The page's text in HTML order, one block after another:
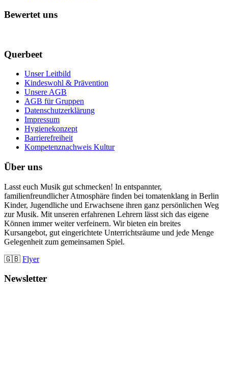
Bewertet uns
Querbeet
Unser Leitbild
Kindeswohl & Prävention
Unsere AGB
AGB für Gruppen
Datenschutzerklärung
Impressum
Hygienekonzept
Barrierefreiheit
Kompetenznachweis Kultur
Über uns
Lasst euch Musik gut schmecken! In entspannter,
familienfreundlicher Atmosphäre finden bei tomatenklang in Berlin
Kinder, Jugendliche und Erwachsene ihren ganz persönlichen Weg
zur Musik. Mit unseren erfahrenen Lehrern lässt sich das eigene
Können immer weiter verfeinern. Wir bieten ein breites
Kursangebot, gut eingerichtete Unterrichtsräume und jede Menge
Gelegenheit zum gemeinsamen Spiel.
🇬🇧 Flyer
Newsletter